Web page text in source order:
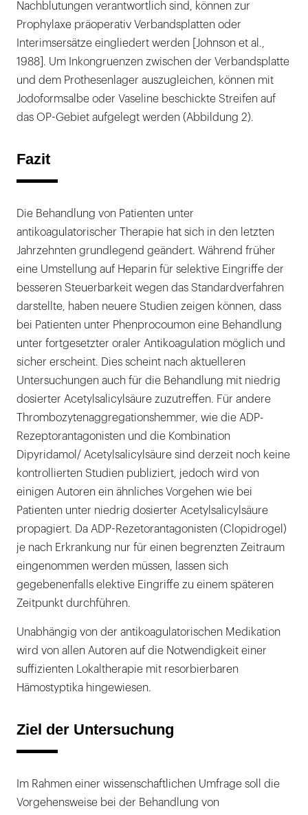
Nachblutungen verantwortlich sind, können zur
Prophylaxe präoperativ Verbandsplatten oder
Interimsersätze eingliedert werden [Johnson et al.,
1988]. Um Inkongruenzen zwischen der Verbandsplatte
und dem Prothesenlager auszugleichen, können mit
Jodoformsalbe oder Vaseline beschickte Streifen auf
das OP-Gebiet aufgelegt werden (Abbildung 2).
Fazit
Die Behandlung von Patienten unter
antikoagulatorischer Therapie hat sich in den letzten
Jahrzehnten grundlegend geändert. Während früher
eine Umstellung auf Heparin für selektive Eingriffe der
besseren Steuerbarkeit wegen das Standardverfahren
darstellte, haben neuere Studien zeigen können, dass
bei Patienten unter Phenprocoumon eine Behandlung
unter fortgesetzter oraler Antikoagulation möglich und
sicher erscheint. Dies scheint nach aktuelleren
Untersuchungen auch für die Behandlung mit niedrig
dosierter Acetylsalicylsäure zuzutreffen. Für andere
Thrombozytenaggregationshemmer, wie die ADP-
Rezeptorantagonisten und die Kombination
Dipyridamol/ Acetylsalicylsäure sind derzeit noch keine
kontrollierten Studien publiziert, jedoch wird von
einigen Autoren ein ähnliches Vorgehen wie bei
Patienten unter niedrig dosierter Acetylsalicylsäure
propagiert. Da ADP-Rezetorantagonisten (Clopidrogel)
je nach Erkrankung nur für einen begrenzten Zeitraum
eingenommen werden müssen, lassen sich
gegebenenfalls elektive Eingriffe zu einem späteren
Zeitpunkt durchführen.
Unabhängig von der antikoagulatorischen Medikation
wird von allen Autoren auf die Notwendigkeit einer
suffizienten Lokaltherapie mit resorbierbaren
Hämostyptika hingewiesen.
Ziel der Untersuchung
Im Rahmen einer wissenschaftlichen Umfrage soll die
Vorgehensweise bei der Behandlung von